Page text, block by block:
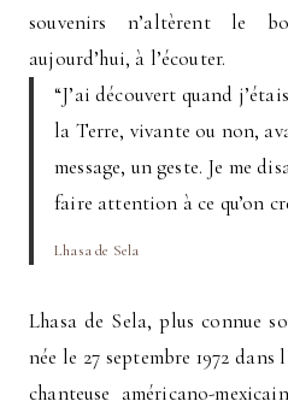
souvenirs n’altèrent le
aujourd’hui, à l’écouter.
“J’ai découvert quand
la Terre, vivante ou non,
message, un geste. Je me
faire attention à ce qu’on
Lhasa de Sela
Lhasa de Sela, plus connue
née le 27 septembre 1972
chanteuse américano-